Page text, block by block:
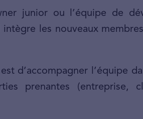
junior ou l’équipe de
les nouveaux
d’accompagner l’équipe
prenantes (entreprise,